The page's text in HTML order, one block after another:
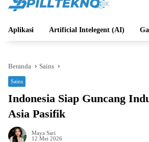
Aplikasi Artificial Intelegent (AI)
Beranda Sains
Sains
Indonesia Siap Guncang
Asia Pasifik
Maya Sari
12 Mei 2026